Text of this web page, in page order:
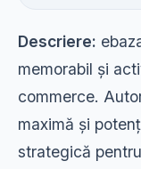
Descriere:
memorabil și
commerce.
maximă și
strategică